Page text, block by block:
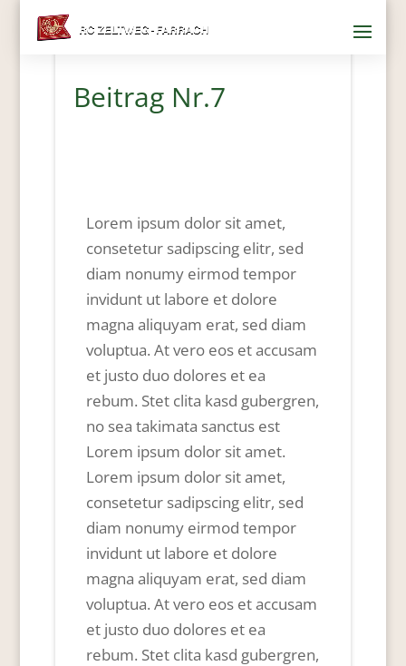
Beitrag Nr.7
Lorem ipsum dolor sit amet,
consetetur sadipscing elitr, sed
diam nonumy eirmod tempor
invidunt ut labore et dolore
magna aliquyam erat, sed diam
voluptua. At vero eos et accusam
et justo duo dolores et ea
rebum. Stet clita kasd gubergren,
no sea takimata sanctus est
Lorem ipsum dolor sit amet.
Lorem ipsum dolor sit amet,
consetetur sadipscing elitr, sed
diam nonumy eirmod tempor
invidunt ut labore et dolore
magna aliquyam erat, sed diam
voluptua. At vero eos et accusam
et justo duo dolores et ea
rebum. Stet clita kasd gubergren,